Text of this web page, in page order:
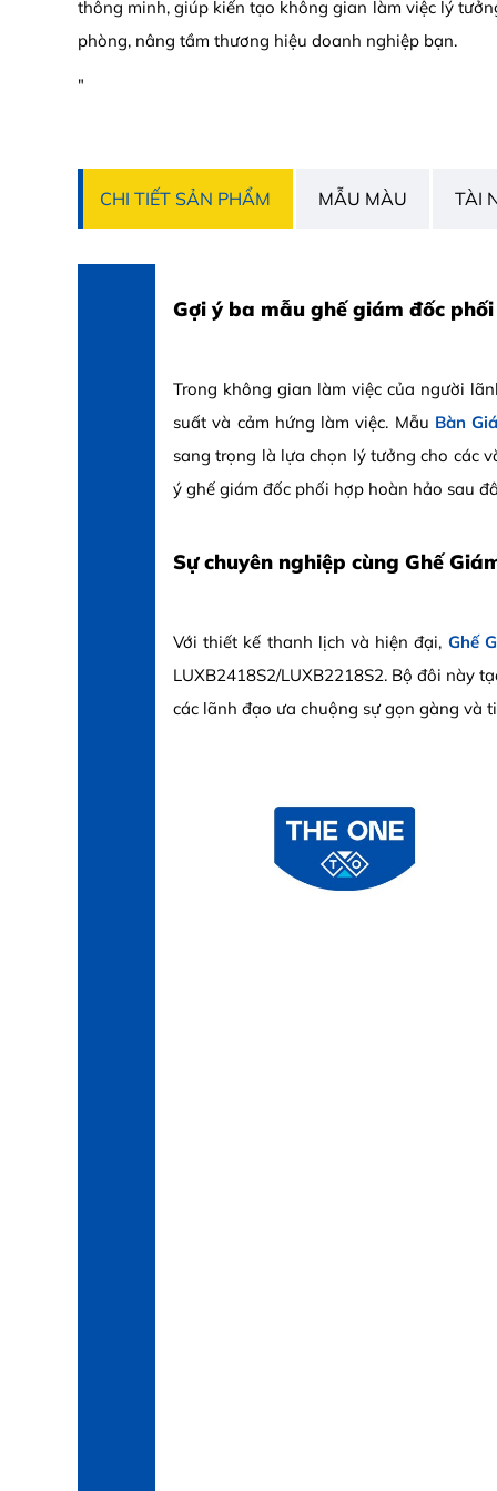
thông minh, giúp kiến tạo không gian làm việc lý
phòng, nâng tầm thương hiệu doanh nghiệp bạn.
"
CHI TIẾT SẢN PHẨM MẪU MÀU TÀI
Gợi ý ba mẫu ghế giám đốc
Trong không gian làm việc của người
suất và cảm hứng làm việc. Mẫu Bàn
sang trọng là lựa chọn lý tưởng cho các
ý ghế giám đốc phối hợp hoàn hảo sau
Sự chuyên nghiệp cùng Ghế
Với thiết kế thanh lịch và hiện đại, Ghế
LUXB2418S2/LUXB2218S2. Bộ đôi này
các lãnh đạo ưa chuộng sự gọn gàng và